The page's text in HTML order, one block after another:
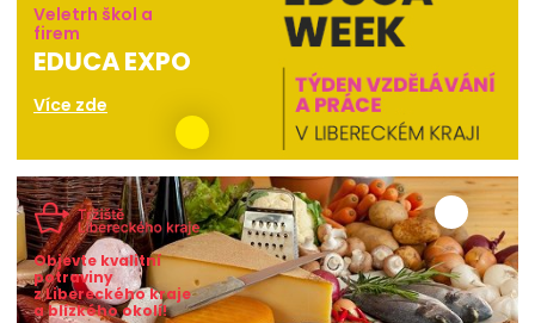
Veletrh škol a
firem
EDUCA EXPO
Více zde
Objevte kvalitní
potraviny
z Libereckého kraje
a blízkého okolí!